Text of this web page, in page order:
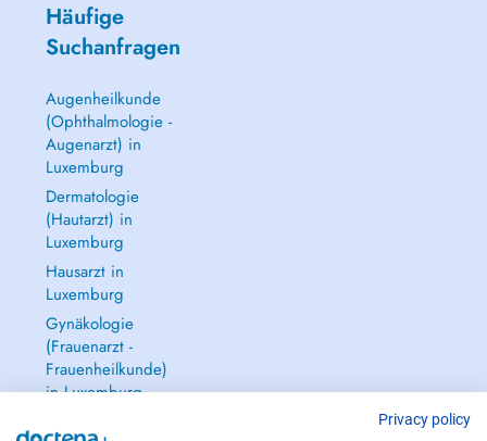
Häufige
Suchanfragen
Augenheilkunde
(Ophthalmologie -
Augenarzt) in
Luxemburg
Dermatologie
(Hautarzt) in
Luxemburg
Hausarzt in
Luxemburg
Gynäkologie
(Frauenarzt -
Frauenheilkunde)
in Luxemburg
Privacy policy